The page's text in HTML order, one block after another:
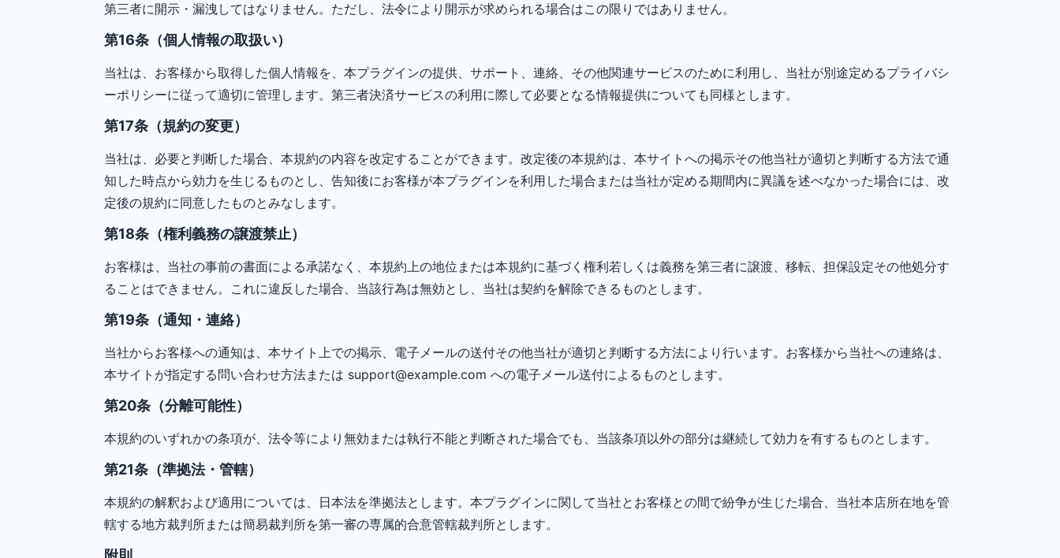
第三者に開示・漏洩してはなりません。ただし、法令により開示が求められる場合はこの限りではありません。
第16条（個人情報の取扱い）
当社は、お客様から取得した個人情報を、本プラグインの提供、サポート、連絡、その他関連サービスのために利用し、当社が別途定めるプライバシ
ーポリシーに従って適切に管理します。第三者決済サービスの利用に際して必要となる情報提供についても同様とします。
第17条（規約の変更）
当社は、必要と判断した場合、本規約の内容を改定することができます。改定後の本規約は、本サイトへの掲示その他当社が適切と判断する方法で通
知した時点から効力を生じるものとし、告知後にお客様が本プラグインを利用した場合または当社が定める期間内に異議を述べなかった場合には、改
定後の規約に同意したものとみなします。
第18条（権利義務の譲渡禁止）
お客様は、当社の事前の書面による承諾なく、本規約上の地位または本規約に基づく権利若しくは義務を第三者に譲渡、移転、担保設定その他処分す
ることはできません。これに違反した場合、当該行為は無効とし、当社は契約を解除できるものとします。
第19条（通知・連絡）
当社からお客様への通知は、本サイト上での掲示、電子メールの送付その他当社が適切と判断する方法により行います。お客様から当社への連絡は、
本サイトが指定する問い合わせ方法または support@example.com への電子メール送付によるものとします。
第20条（分離可能性）
本規約のいずれかの条項が、法令等により無効または執行不能と判断された場合でも、当該条項以外の部分は継続して効力を有するものとします。
第21条（準拠法・管轄）
本規約の解釈および適用については、日本法を準拠法とします。本プラグインに関して当社とお客様との間で紛争が生じた場合、当社本店所在地を管
轄する地方裁判所または簡易裁判所を第一審の専属的合意管轄裁判所とします。